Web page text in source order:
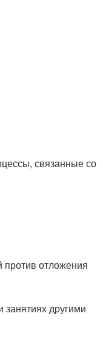
связанные со
против отложения
другими